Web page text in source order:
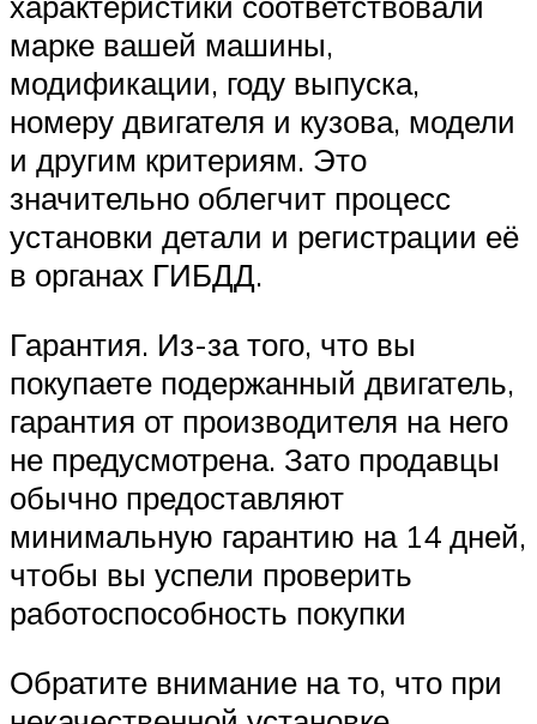
марке вашей машины,
модификации, году выпуска,
номеру двигателя и кузова, модели
и другим критериям. Это
значительно облегчит процесс
установки детали и регистрации её
в органах ГИБДД.
Гарантия. Из-за того, что вы
покупаете подержанный двигатель,
гарантия от производителя на него
не предусмотрена. Зато продавцы
обычно предоставляют
минимальную гарантию на 14 дней,
чтобы вы успели проверить
работоспособность покупки
Обратите внимание на то, что при